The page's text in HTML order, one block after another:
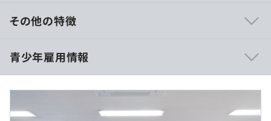
・チーム内の協力関係も良好であり、毎日の情報共有から
作業量の調整等を行います。
りながら対外折衝の能力も必要となります。
・ツールベンダー様と気軽に都度連絡、相談できる環境で
あるため、開発はスムーズに行える点が強みです。
※経験や能力を考慮の上、当社規定により決定します。
※残業代は全額支給いたします。
大学(学部)、専門(本科)：232,000円
その他の特徴
青少年雇用情報
過去３年間の新卒採用者数・離職者数